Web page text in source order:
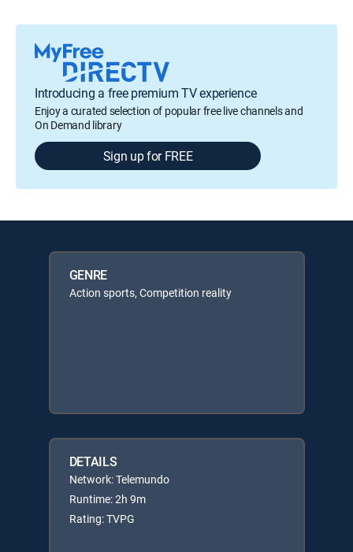
Introducing a free premium TV experience
Enjoy a curated selection of popular free live channels and
On Demand library
Sign up for FREE
GENRE
Action sports, Competition reality
DETAILS
Network: Telemundo
Runtime: 2h 9m
Rating: TVPG